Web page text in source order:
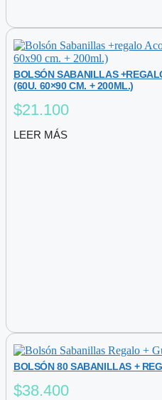
BOLSÓN SABANILLAS
(60U. 60×90 CM. + 200ML.)
$21.100
LEER MÁS
BOLSÓN 80 SABANILLAS +
$38.400